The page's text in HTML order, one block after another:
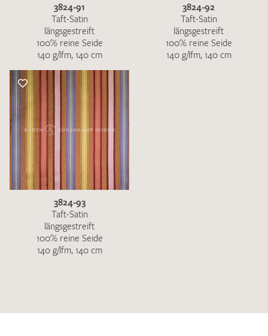
3824-91
Taft-Satin
längsgestreift
100% reine Seide
140 g/lfm, 140 cm
3824-92
Taft-Satin
längsgestreift
100% reine Seide
140 g/lfm, 140 cm
3824-93
Taft-Satin
längsgestreift
100% reine Seide
140 g/lfm, 140 cm